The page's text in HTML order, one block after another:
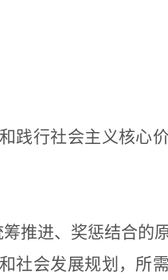
践行社会主义核心
推进、奖惩结合的原
社会发展规划，所